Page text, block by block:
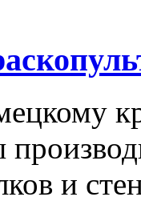
и